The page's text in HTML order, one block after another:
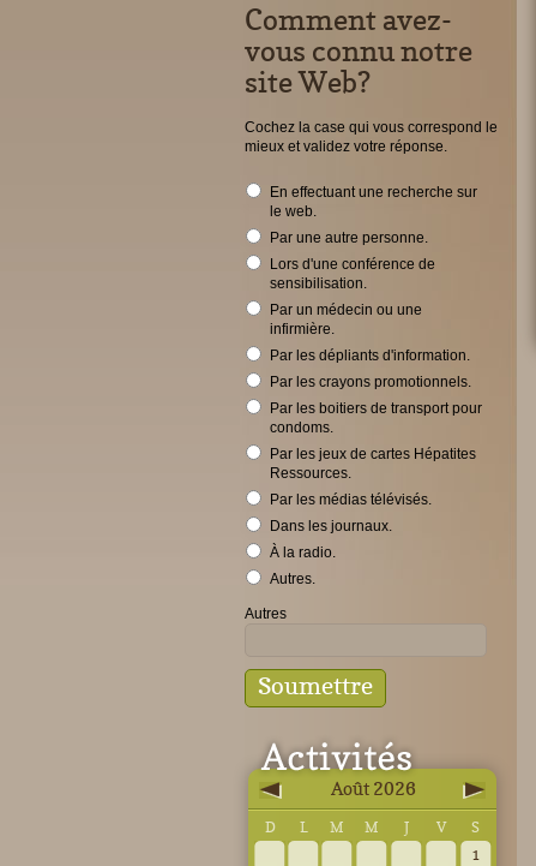
Comment avez-
vous connu notre
site Web?
Cochez la case qui vous correspond le
mieux et validez votre réponse.
En effectuant une recherche sur
le web.
Par une autre personne.
Lors d'une conférence de
sensibilisation.
Par un médecin ou une
infirmière.
Par les dépliants d'information.
Par les crayons promotionnels.
Par les boitiers de transport pour
condoms.
Par les jeux de cartes Hépatites
Ressources.
Par les médias télévisés.
Dans les journaux.
À la radio.
Autres.
Autres
Août 2026
D L M M J V
S
1